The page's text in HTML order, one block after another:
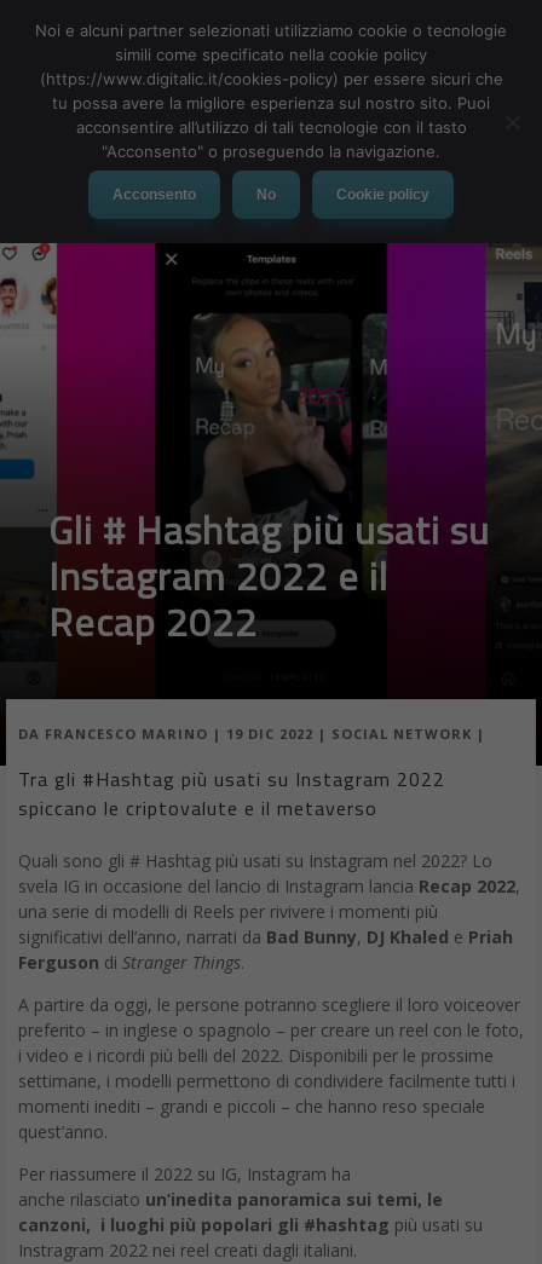
MENU
Gli # Hashtag più usati su
Instagram 2022 e il
Recap 2022
DA FRANCESCO MARINO | 19 DIC 2022 | SOCIAL NETWORK |
Tra gli #Hashtag più usati su Instagram 2022
spiccano le criptovalute e il metaverso
Quali sono gli # Hashtag più usati su Instagram nel 2022? Lo
svela IG in occasione del lancio di Instagram lancia Recap 2022,
una serie di modelli di Reels per rivivere i momenti più
significativi dell’anno, narrati da Bad Bunny, DJ Khaled e Priah
Ferguson di Stranger Things.
A partire da oggi, le persone potranno scegliere il loro voiceover
preferito – in inglese o spagnolo – per creare un reel con le foto,
i video e i ricordi più belli del 2022. Disponibili per le prossime
settimane, i modelli permettono di condividere facilmente tutti i
momenti inediti – grandi e piccoli – che hanno reso speciale
quest’anno.
Per riassumere il 2022 su IG, Instagram ha
anche rilasciato un’inedita panoramica sui temi, le
canzoni, i luoghi più popolari gli #hashtag più usati su
Instragram 2022 nei reel creati dagli italiani.
Noi e alcuni partner selezionati utilizziamo cookie o tecnologie
simili come specificato nella cookie policy
(https://www.digitalic.it/cookies-policy) per essere sicuri che
tu possa avere la migliore esperienza sul nostro sito. Puoi
acconsentire all’utilizzo di tali tecnologie con il tasto
"Acconsento" o proseguendo la navigazione.
Acconsento No Cookie policy